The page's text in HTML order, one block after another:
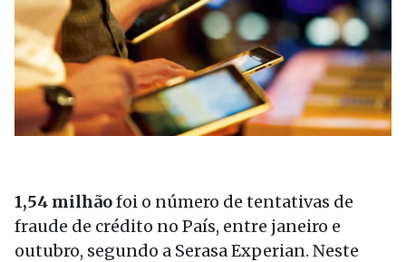
1,54 milhãofoi o número de tentativas de
fraude de crédito no País, entre janeiro e
outubro, segundo a Serasa Experian. Neste